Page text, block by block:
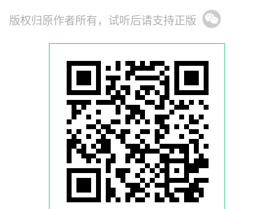
版权归原作者所有，试听后请支持正版